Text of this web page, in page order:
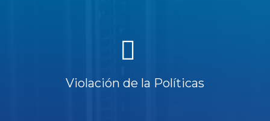
Violación de la Políticas